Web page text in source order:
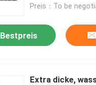
Preis：To be
Bestpreis
Extra dicke,